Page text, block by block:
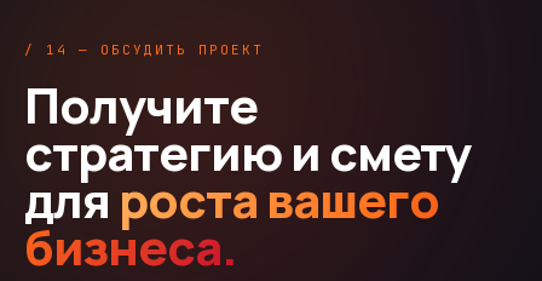
/ 14 — ОБСУДИТЬ ПРОЕКТ
Получите
стратегию и смету
для роста вашего
бизнеса.